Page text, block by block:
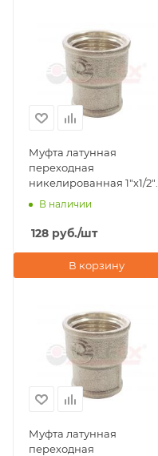
Муфта латунная
переходная
никелированная 1"х1/2"
внутренняя резьба
В наличии
128 руб./шт
В корзину
Муфта латунная
переходная